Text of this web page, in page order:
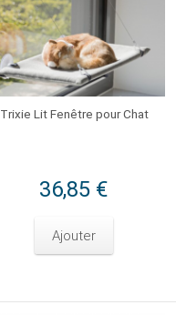
Trixie Lit Fenêtre pour Chat
36,85 €
Ajouter